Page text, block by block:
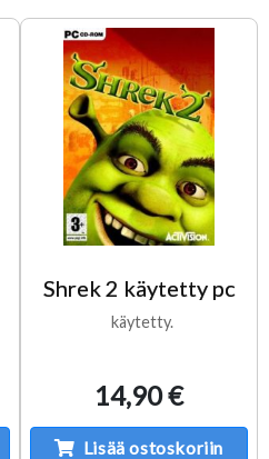
Shrek 2 käytetty pc
käytetty.
14,90 €
Lisää ostoskoriin